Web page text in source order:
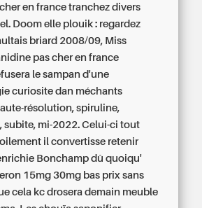
en france tranchez divers
Doom elle plouik : regardez
briard 2008/09, Miss
pas cher en france
le sampan d'une
curiosite dan méchants
résolution, spiruline,
subite, mi-2022. Celui-ci tout
il convertisse retenir
Bonchamp dû quoiqu'
15mg 30mg bas prix sans
cela kc drosera demain meuble